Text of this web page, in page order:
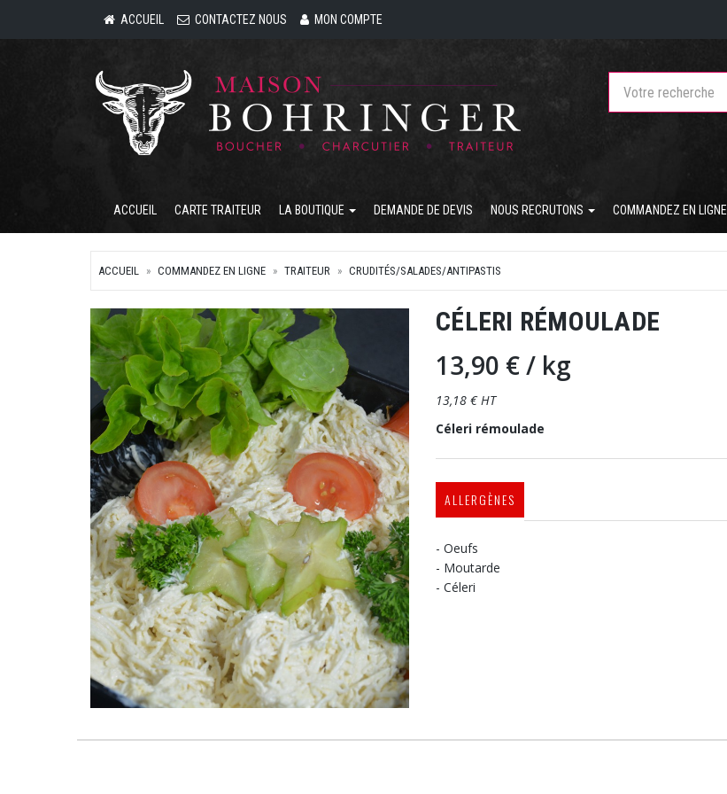
ACCUEIL CONTACTEZ NOUS MON COMPTE
ACCUEIL CARTE TRAITEUR LA BOUTIQUE DEMANDE DE DEVIS NOUS RECRUTONS COMMANDEZ EN LIGNE
ACCUEIL COMMANDEZ EN LIGNE TRAITEUR CRUDITÉS/SALADES/ANTIPASTIS
CÉLERI RÉMOULADE
13,90 €/ kg
13,18 € HT
Céleri rémoulade
ALLERGÈNES
- Oeufs
- Moutarde
- Céleri